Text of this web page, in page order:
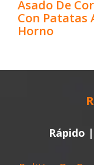
Asado De
Con Patatas
Horno
Rápido